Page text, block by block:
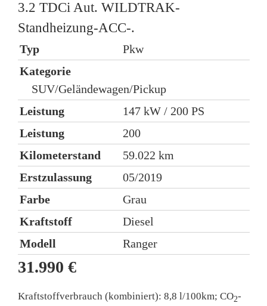
3.2 TDCi Aut. WILDTRAK-
Standheizung-ACC-.
Typ
Pkw
Kategorie
SUV/Geländewagen/Pickup
Leistung
147 kW / 200 PS
Leistung
200
Kilometerstand
59.022 km
Erstzulassung
05/2019
Farbe
Grau
Kraftstoff
Diesel
Modell
Ranger
31.990 €
Kraftstoffverbrauch (kombiniert): 8,8 l/100km; CO2-